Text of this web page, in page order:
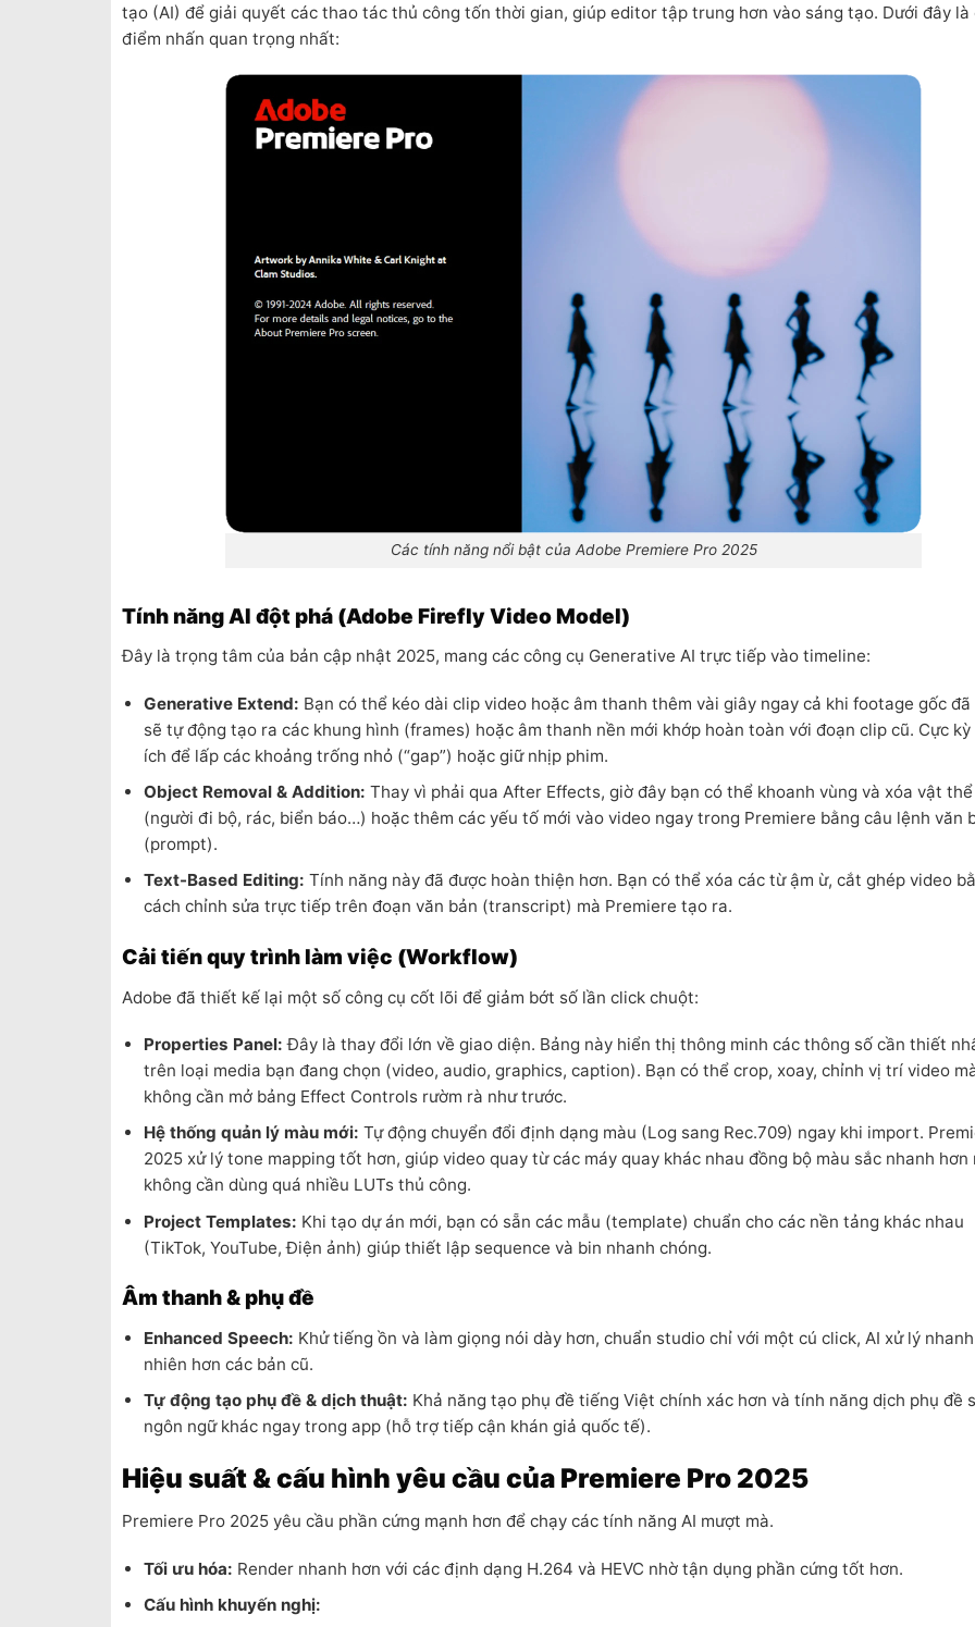
tạo (AI) để giải quyết các thao tác thủ công tốn thời gian, giúp editor tập trung hơn vào sáng tạo. Dưới đây là
điểm nhấn quan trọng nhất:
Các tính năng nổi bật của Adobe Premiere Pro 2025
Tính năng AI đột phá (Adobe Firefly Video Model)
Đây là trọng tâm của bản cập nhật 2025, mang các công cụ Generative AI trực tiếp vào timeline:
Generative Extend: Bạn có thể kéo dài clip video hoặc âm thanh thêm vài giây ngay cả khi footage gốc đã
sẽ tự động tạo ra các khung hình (frames) hoặc âm thanh nền mới khớp hoàn toàn với đoạn clip cũ. Cực kỳ
ích để lấp các khoảng trống nhỏ (“gap”) hoặc giữ nhịp phim.
Object Removal & Addition: Thay vì phải qua After Effects, giờ đây bạn có thể khoanh vùng và xóa vật
(người đi bộ, rác, biển báo…) hoặc thêm các yếu tố mới vào video ngay trong Premiere bằng câu lệnh văn
(prompt).
Text-Based Editing: Tính năng này đã được hoàn thiện hơn. Bạn có thể xóa các từ ậm ừ, cắt ghép video
cách chỉnh sửa trực tiếp trên đoạn văn bản (transcript) mà Premiere tạo ra.
Cải tiến quy trình làm việc (Workflow)
Adobe đã thiết kế lại một số công cụ cốt lõi để giảm bớt số lần click chuột:
Properties Panel: Đây là thay đổi lớn về giao diện. Bảng này hiển thị thông minh các thông số cần thiết
trên loại media bạn đang chọn (video, audio, graphics, caption). Bạn có thể crop, xoay, chỉnh vị trí video
không cần mở bảng Effect Controls rườm rà như trước.
Hệ thống quản lý màu mới: Tự động chuyển đổi định dạng màu (Log sang Rec.709) ngay khi import.
2025 xử lý tone mapping tốt hơn, giúp video quay từ các máy quay khác nhau đồng bộ màu sắc nhanh hơn
không cần dùng quá nhiều LUTs thủ công.
Project Templates: Khi tạo dự án mới, bạn có sẵn các mẫu (template) chuẩn cho các nền tảng khác nhau
(TikTok, YouTube, Điện ảnh) giúp thiết lập sequence và bin nhanh chóng.
Âm thanh & phụ đề
Enhanced Speech: Khử tiếng ồn và làm giọng nói dày hơn, chuẩn studio chỉ với một cú click, AI xử lý
nhiên hơn các bản cũ.
Tự động tạo phụ đề & dịch thuật: Khả năng tạo phụ đề tiếng Việt chính xác hơn và tính năng dịch phụ đề
ngôn ngữ khác ngay trong app (hỗ trợ tiếp cận khán giả quốc tế).
Hiệu suất & cấu hình yêu cầu của Premiere Pro 2025
Premiere Pro 2025 yêu cầu phần cứng mạnh hơn để chạy các tính năng AI mượt mà.
Tối ưu hóa: Render nhanh hơn với các định dạng H.264 và HEVC nhờ tận dụng phần cứng tốt hơn.
Cấu hình khuyến nghị: